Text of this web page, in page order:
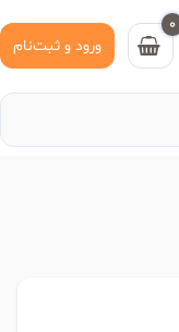
0
ورود و ثبت‌نام